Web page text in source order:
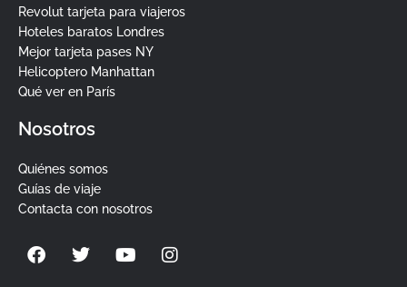
Revolut tarjeta para viajeros
Hoteles baratos Londres
Mejor tarjeta pases NY
Helicoptero Manhattan
Qué ver en París
Nosotros
Quiénes somos
Guías de viaje
Contacta con nosotros
F
a
T
w
Y
o
I
n